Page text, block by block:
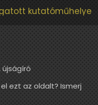
kutatóműhelye
ezt az oldalt? Ismerj